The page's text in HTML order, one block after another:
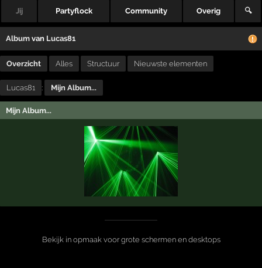
Jij Partyflock Community Overig 🔍
Album van Lucas81
Overzicht Alles Structuur Nieuwste elementen
Lucas81 : Mijn Album...
Mijn Album...
Bekijk in opmaak voor grote schermen en desktops